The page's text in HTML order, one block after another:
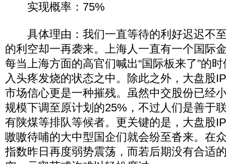
实现概率：75%
具体理由：我们一直等待的利好迟迟不
的利空却一再袭来。上海人一直有一个国际
每当上海方面的高官们喊出“国际板来了”的
入头疼发烧的状态之中。除此之外，大盘股
市场信心更是一种摧残。虽然中交股份已经
规模下调至原计划的25%，不过人们是善于
有陕煤等排队等候者。更关键的是，大盘股
嗷嗷待哺的大中型国企们就会纷至沓来。在
指数昨日再度弱势震荡，而若后期没有合适